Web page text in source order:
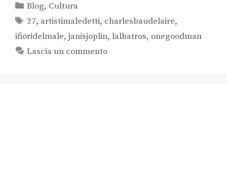
Blog, Cultura
27, artistimaledetti, charlesbaudelaire,
ifioridelmale, janisjoplin, lalbatros, onegoodman
Lascia un commento